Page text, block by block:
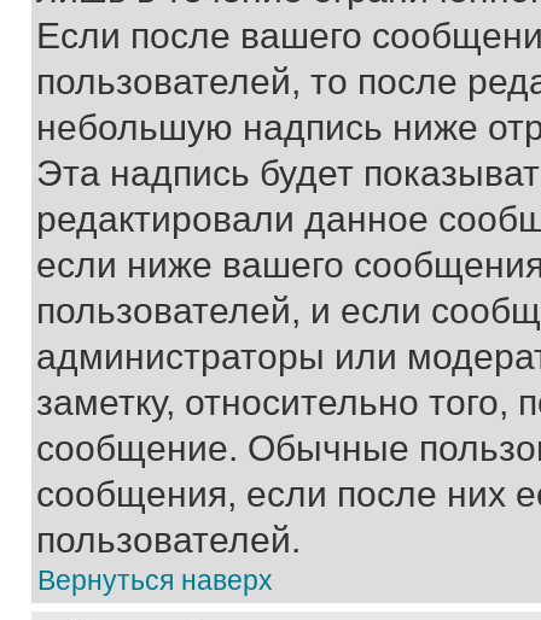
Если после вашего
пользователей, то после
небольшую надпись ниже
Эта надпись будет
редактировали данное
если ниже вашего
пользователей, и если
администраторы или
заметку, относительно
сообщение. Обычные
сообщения, если после них
пользователей.
Вернуться наверх